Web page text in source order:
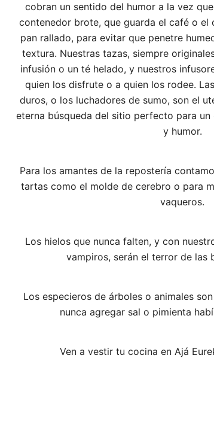
cobran un sentido del humor a la vez
contenedor brote, que guarda el café o el
pan rallado, para evitar que penetre
textura. Nuestras tazas, siempre
infusión o un té helado, y nuestros
quien los disfrute o a quien los rodee.
duros, o los luchadores de sumo, son el
eterna búsqueda del sitio perfecto para un
y humor.
Para los amantes de la repostería
tartas como el molde de cerebro o para
vaqueros.
Los hielos que nunca falten, y con
vampiros, serán el terror de las
Los especieros de árboles o animales
nunca agregar sal o pimienta
Ven a vestir tu cocina en Ajá